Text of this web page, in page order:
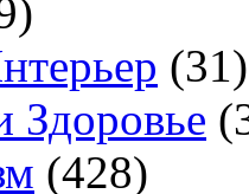
(31)
Здоровье
(428)